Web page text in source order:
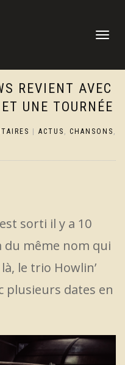
DÉPLIER
REVIENT AVEC
UNE TOURNÉE
ACTUS , CHANSONS ,
sorti il y a 10
du même nom qui
le trio Howlin’
plusieurs dates en